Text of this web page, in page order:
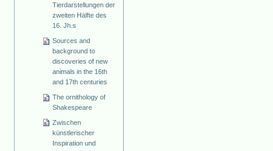
Tierdarstellungen der
zweiten Hälfte des
16. Jh.s
Sources and
background to
discoveries of new
animals in the 16th
and 17th centuries
The ornithology of
Shakespeare
Zwischen
künstlerischer
Inspiration und